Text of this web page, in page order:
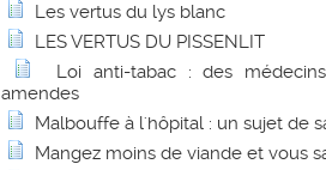
Les vertus du lys blanc
LES VERTUS DU PISSENLIT
Loi anti-tabac : des
amendes
Malbouffe à l'hôpital : un sujet de
Mangez moins de viande et vous